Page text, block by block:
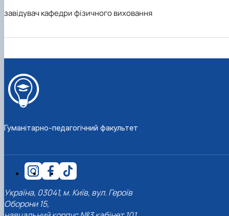
завідувач кафедри фізичного виховання
Гуманітарно-педагогічний факультет
Україна, 03041, м. Київ, вул. Героїв
Оборони 15,